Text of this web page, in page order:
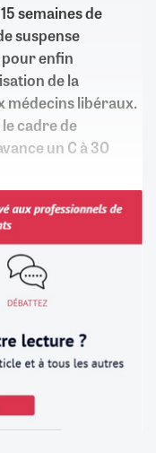
semaines de
suspense
enfin
de la
médecins libéraux.
cadre de
un C à 30